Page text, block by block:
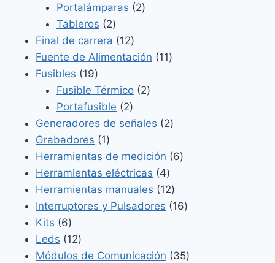
productos
Portalámparas 22
Tableros 22
productos
Final de carrera 1212
productos
Fuente de Alimentación 1111
Fusibles 1919
productos
Fusible Térmico 22
Portafusible 22
productos
Generadores de señales 22
Grabadores 11
producto
Herramientas de medición 66
Herramientas eléctricas 44
productos
Herramientas manuales 1212
productos
Interruptores y Pulsadores 1616
Kits 66
productos
Leds 1212
productos
Módulos de Comunicación 3535